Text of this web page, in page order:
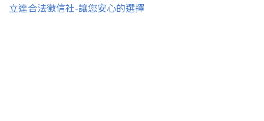
立達合法徵信社-讓您安心的選擇